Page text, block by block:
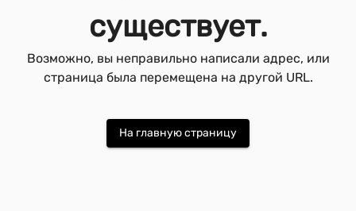
существует.
Возможно, вы неправильно написали адрес, или
страница была перемещена на другой URL.
На главную страницу